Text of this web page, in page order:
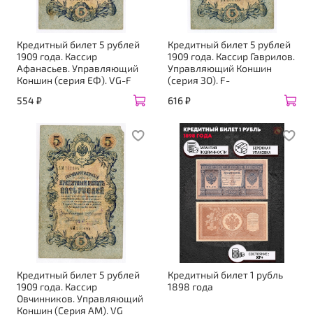
Кредитный билет 5 рублей
1909 года. Кассир
Афанасьев. Управляющий
Коншин (серия ЕФ). VG-F
554 ₽
Кредитный билет 5 рублей
1909 года. Кассир Гаврилов.
Управляющий Коншин
(серия ЗО). F-
616 ₽
Кредитный билет 5 рублей
1909 года. Кассир
Овчинников. Управляющий
Коншин (Серия АМ). VG
Кредитный билет 1 рубль
1898 года